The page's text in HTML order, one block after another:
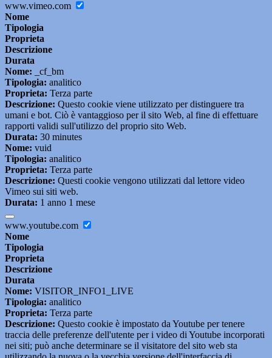
www.vimeo.com
Nome
Tipologia
Proprieta
Descrizione
Durata
Nome: _cf_bm
Tipologia: analitico
Proprieta: Terza parte
Descrizione: Questo cookie viene utilizzato per distinguere tra
umani e bot. Ciò è vantaggioso per il sito Web, al fine di effettuare
rapporti validi sull'utilizzo del proprio sito Web.
Durata: 30 minutes
Nome: vuid
Tipologia: analitico
Proprieta: Terza parte
Descrizione: Questi cookie vengono utilizzati dal lettore video
Vimeo sui siti web.
Durata: 1 anno 1 mese
www.youtube.com
Nome
Tipologia
Proprieta
Descrizione
Durata
Nome: VISITOR_INFO1_LIVE
Tipologia: analitico
Proprieta: Terza parte
Descrizione: Questo cookie è impostato da Youtube per tenere
traccia delle preferenze dell'utente per i video di Youtube incorporati
nei siti; può anche determinare se il visitatore del sito web sta